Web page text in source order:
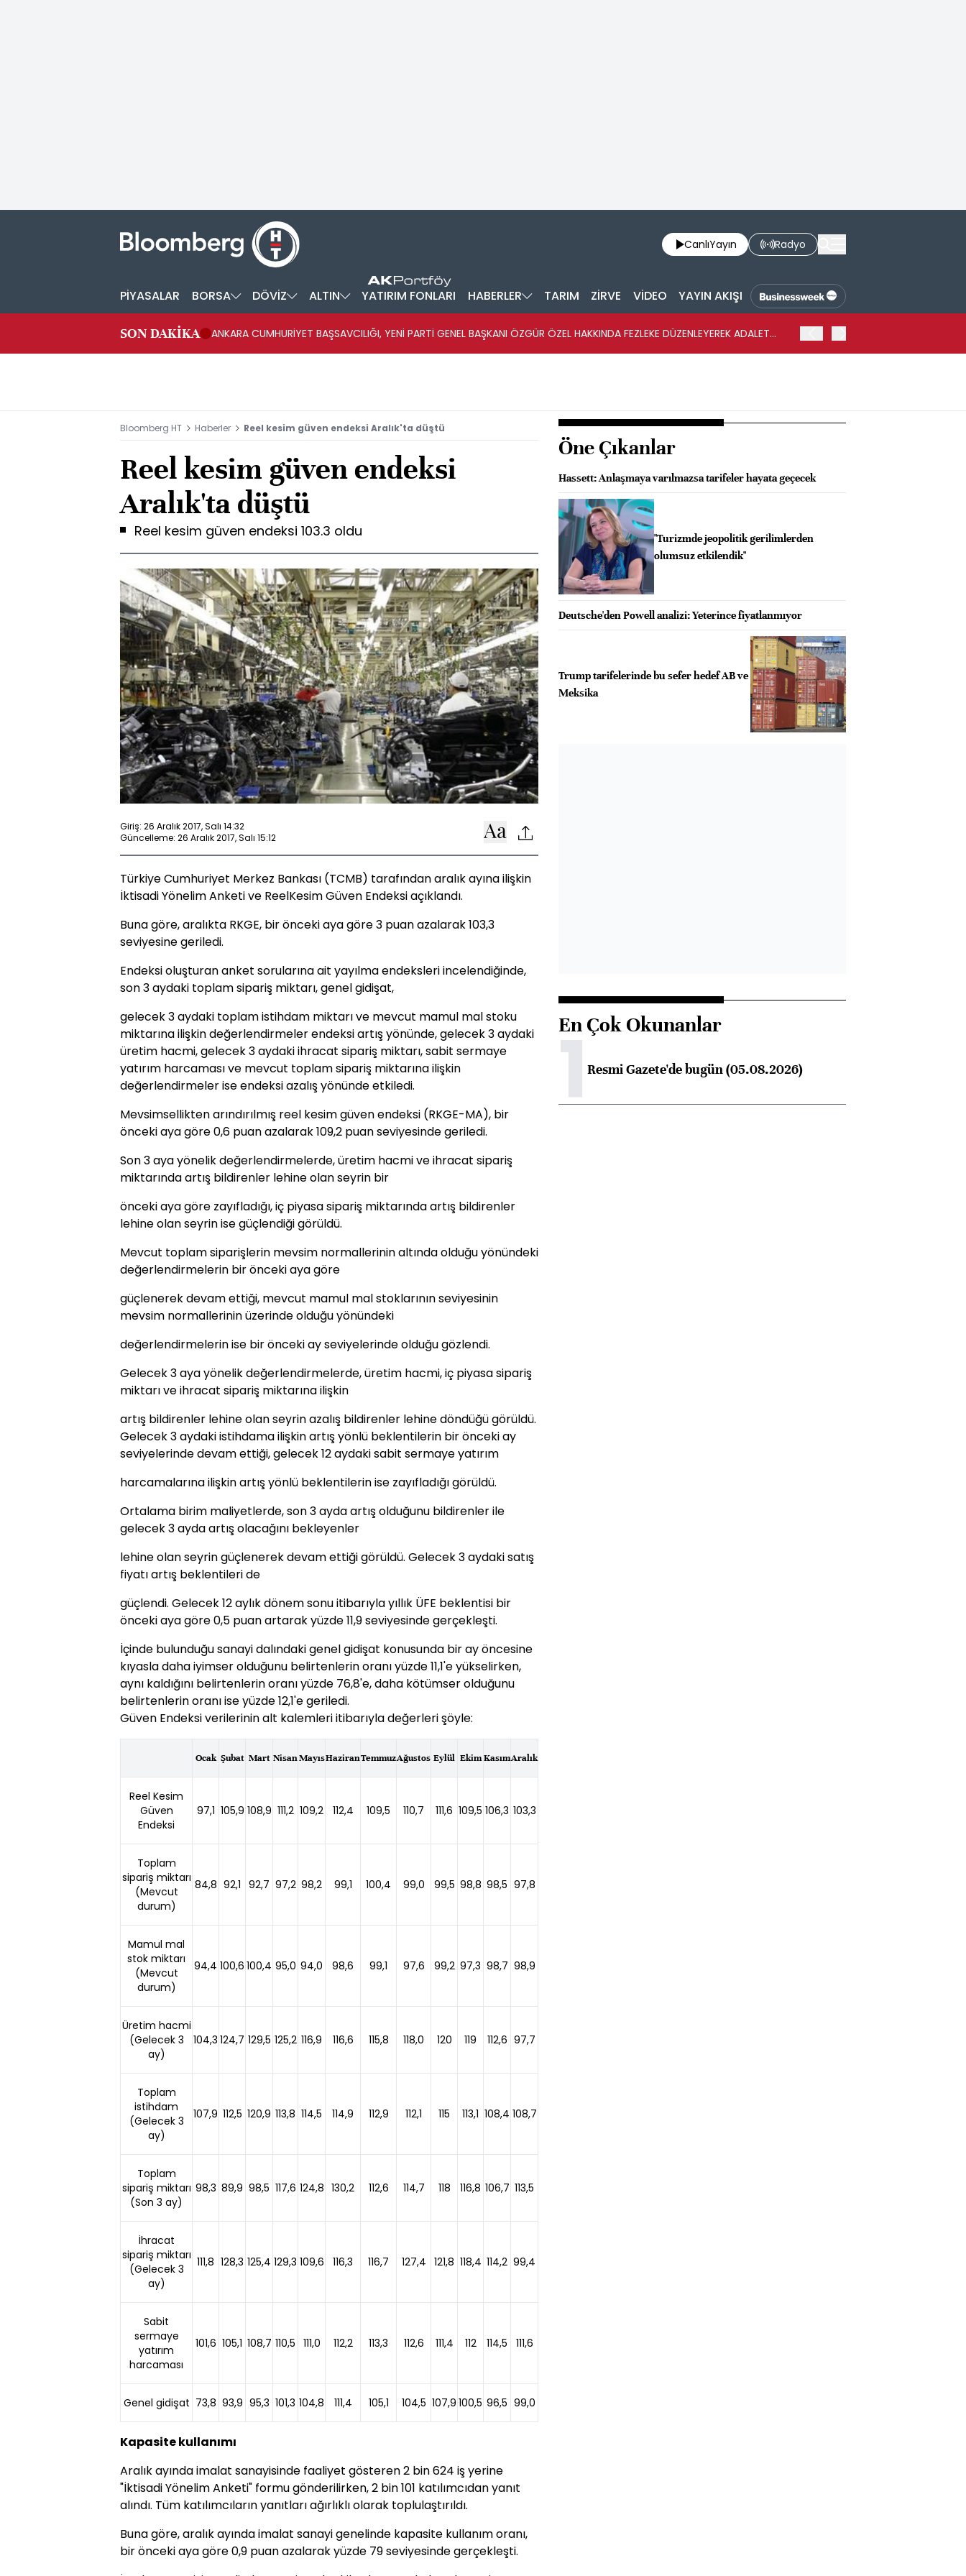
CanlıYayın Radyo
PİYASALAR BORSA DÖVİZ ALTIN YATIRIM FONLARI HABERLER TARIM ZİRVE VİDEO YAYIN AKIŞI
SON DAKİKA
ANKARA CUMHURİYET BAŞSAVCILIĞI, YENİ PARTİ GENEL BAŞKANI ÖZGÜR ÖZEL HAKKINDA FEZLEKE DÜZENLEYEREK ADALET
Bloomberg HT Haberler Reel kesim güven endeksi Aralık'ta düştü
Reel kesim güven endeksi
Aralık'ta düştü
Reel kesim güven endeksi 103.3 oldu
Giriş: 26 Aralık 2017, Salı 14:32
Güncelleme: 26 Aralık 2017, Salı 15:12
Türkiye Cumhuriyet Merkez Bankası (TCMB) tarafından aralık ayına ilişkin
İktisadi Yönelim Anketi ve ReelKesim Güven Endeksi açıklandı.
Buna göre, aralıkta RKGE, bir önceki aya göre 3 puan azalarak 103,3
seviyesine geriledi.
Endeksi oluşturan anket sorularına ait yayılma endeksleri incelendiğinde,
son 3 aydaki toplam sipariş miktarı, genel gidişat,
gelecek 3 aydaki toplam istihdam miktarı ve mevcut mamul mal stoku
miktarına ilişkin değerlendirmeler endeksi artış yönünde, gelecek 3 aydaki
üretim hacmi, gelecek 3 aydaki ihracat sipariş miktarı, sabit sermaye
yatırım harcaması ve mevcut toplam sipariş miktarına ilişkin
değerlendirmeler ise endeksi azalış yönünde etkiledi.
Mevsimsellikten arındırılmış reel kesim güven endeksi (RKGE-MA), bir
önceki aya göre 0,6 puan azalarak 109,2 puan seviyesinde geriledi.
Son 3 aya yönelik değerlendirmelerde, üretim hacmi ve ihracat sipariş
miktarında artış bildirenler lehine olan seyrin bir
önceki aya göre zayıfladığı, iç piyasa sipariş miktarında artış bildirenler
lehine olan seyrin ise güçlendiği görüldü.
Mevcut toplam siparişlerin mevsim normallerinin altında olduğu yönündeki
değerlendirmelerin bir önceki aya göre
güçlenerek devam ettiği, mevcut mamul mal stoklarının seviyesinin
mevsim normallerinin üzerinde olduğu yönündeki
değerlendirmelerin ise bir önceki ay seviyelerinde olduğu gözlendi.
Gelecek 3 aya yönelik değerlendirmelerde, üretim hacmi, iç piyasa sipariş
miktarı ve ihracat sipariş miktarına ilişkin
artış bildirenler lehine olan seyrin azalış bildirenler lehine döndüğü görüldü.
Gelecek 3 aydaki istihdama ilişkin artış yönlü beklentilerin bir önceki ay
seviyelerinde devam ettiği, gelecek 12 aydaki sabit sermaye yatırım
harcamalarına ilişkin artış yönlü beklentilerin ise zayıfladığı görüldü.
Ortalama birim maliyetlerde, son 3 ayda artış olduğunu bildirenler ile
gelecek 3 ayda artış olacağını bekleyenler
lehine olan seyrin güçlenerek devam ettiği görüldü. Gelecek 3 aydaki satış
fiyatı artış beklentileri de
güçlendi. Gelecek 12 aylık dönem sonu itibarıyla yıllık ÜFE beklentisi bir
önceki aya göre 0,5 puan artarak yüzde 11,9 seviyesinde gerçekleşti.
İçinde bulunduğu sanayi dalındaki genel gidişat konusunda bir ay öncesine
kıyasla daha iyimser olduğunu belirtenlerin oranı yüzde 11,1'e yükselirken,
aynı kaldığını belirtenlerin oranı yüzde 76,8'e, daha kötümser olduğunu
belirtenlerin oranı ise yüzde 12,1'e geriledi.
Güven Endeksi verilerinin alt kalemleri itibarıyla değerleri şöyle:
Ocak Şubat Mart NisanMayısHaziranTemmuzAğustos Eylül Ekim KasımAralık
Reel Kesim
Güven
Endeksi
97,1 105,9 108,9 111,2 109,2 112,4 109,5 110,7 111,6 109,5 106,3 103,3
Toplam
sipariş miktarı
(Mevcut
durum)
84,8 92,1 92,7 97,2 98,2 99,1 100,4 99,0 99,5 98,8 98,5 97,8
Mamul mal
stok miktarı
(Mevcut
durum)
94,4 100,6 100,4 95,0 94,0 98,6 99,1 97,6 99,2 97,3 98,7 98,9
Üretim hacmi
(Gelecek 3
ay)
104,3 124,7 129,5 125,2 116,9 116,6 115,8 118,0 120 119 112,6 97,7
Toplam
istihdam
(Gelecek 3
ay)
107,9 112,5 120,9 113,8 114,5 114,9 112,9 112,1 115 113,1 108,4 108,7
Toplam
sipariş miktarı
(Son 3 ay)
98,3 89,9 98,5 117,6 124,8 130,2 112,6 114,7 118 116,8 106,7 113,5
İhracat
sipariş miktarı
(Gelecek 3
ay)
111,8 128,3 125,4 129,3 109,6 116,3 116,7 127,4 121,8 118,4 114,2 99,4
Sabit
sermaye
yatırım
harcaması
101,6 105,1 108,7 110,5 111,0 112,2 113,3 112,6 111,4 112 114,5 111,6
Genel gidişat 73,8 93,9 95,3 101,3 104,8 111,4 105,1 104,5 107,9 100,5 96,5 99,0
Kapasite kullanımı
Aralık ayında imalat sanayisinde faaliyet gösteren 2 bin 624 iş yerine
"İktisadi Yönelim Anketi" formu gönderilirken, 2 bin 101 katılımcıdan yanıt
alındı. Tüm katılımcıların yanıtları ağırlıklı olarak toplulaştırıldı.
Buna göre, aralık ayında imalat sanayi genelinde kapasite kullanım oranı,
bir önceki aya göre 0,9 puan azalarak yüzde 79 seviyesinde gerçekleşti.
Öne Çıkanlar
Hassett: Anlaşmaya varılmazsa tarifeler hayata geçecek
"Turizmde jeopolitik gerilimlerden
olumsuz etkilendik"
Deutsche'den Powell analizi: Yeterince fiyatlanmıyor
Trump tarifelerinde bu sefer hedef AB ve
Meksika
En Çok Okunanlar
1Resmi Gazete'de bugün (05.08.2026)